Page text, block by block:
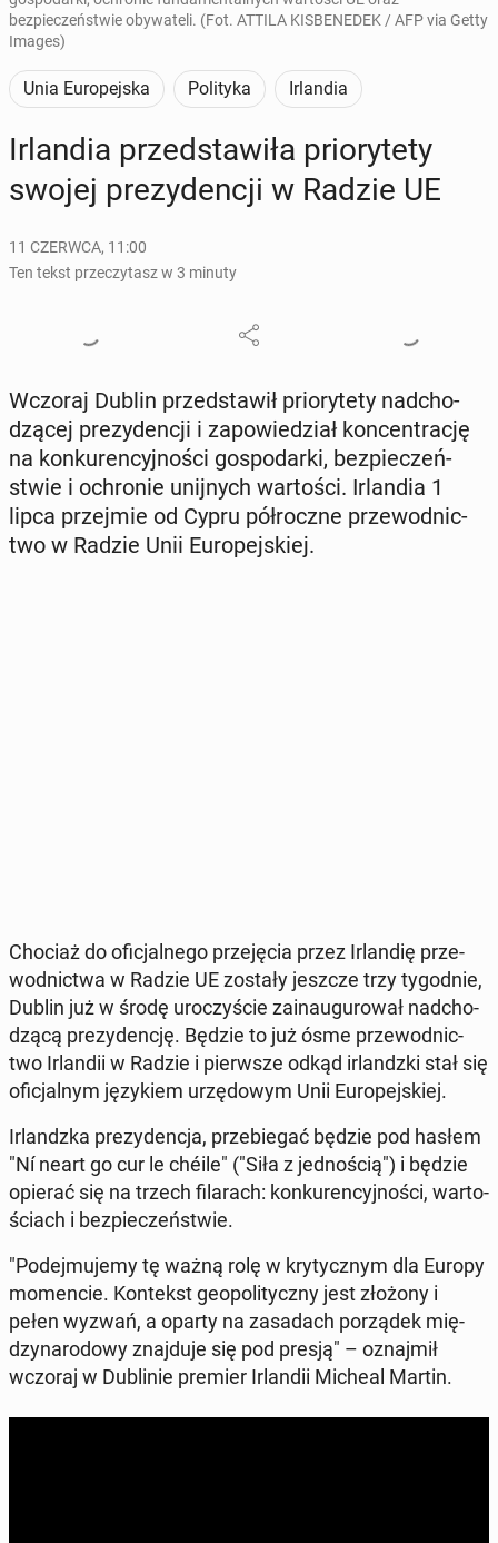
bezpieczeństwie obywateli. (Fot. ATTILA KISBENEDEK / AFP via Getty
Images)
Unia Europejska Polityka Irlandia
Ir­lan­dia przed­sta­wi­ła prio­ry­te­ty
swojej pre­zy­den­cji w Radzie UE
11 CZERWCA, 11:00
Ten tekst przeczytasz w 3 minuty
Wczoraj Dublin przed­sta­wił prio­ry­te­ty nad­cho­
dzą­cej pre­zy­den­cji i za­po­wie­dział kon­cen­tra­cję
na kon­ku­ren­cyj­no­ści go­spo­dar­ki, bez­pie­czeń­
stwie i ochro­nie unij­nych war­to­ści. Ir­lan­dia 1
lipca przej­mie od Cypru pół­rocz­ne prze­wod­nic­
two w Radzie Unii Eu­ro­pej­skiej.
Chociaż do ofi­cjal­ne­go prze­ję­cia przez Ir­lan­dię prze­
wod­nic­twa w Radzie UE zostały jeszcze trzy ty­go­dnie,
Dublin już w środę uro­czy­ście za­in­au­gu­ro­wał nad­cho­
dzą­cą pre­zy­den­cję. Będzie to już ósme prze­wod­nic­
two Ir­lan­dii w Radzie i pierw­sze odkąd ir­landz­ki stał się
ofi­cjal­nym ję­zy­kiem urzę­do­wym Unii Eu­ro­pej­skiej.
Ir­landz­ka pre­zy­den­cja, prze­bie­gać będzie pod hasłem
"Ní neart go cur le chéile" ("Siła z jed­no­ścią") i będzie
opierać się na trzech fi­la­rach: kon­ku­ren­cyj­no­ści, war­to­
ściach i bez­pie­czeń­stwie.
"Po­dej­mu­je­my tę ważną rolę w kry­tycz­nym dla Europy
mo­men­cie. Kon­tekst geo­po­li­tycz­ny jest złożony i
pełen wyzwań, a oparty na za­sa­dach po­rzą­dek mię­
dzy­na­ro­do­wy znaj­du­je się pod presją" – oznaj­mił
wczoraj w Du­bli­nie premier Ir­lan­dii Micheal Martin.